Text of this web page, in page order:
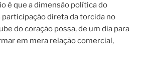
é que a dimensão política do
participação direta da torcida no
do coração possa, de um dia para
em mera relação comercial,